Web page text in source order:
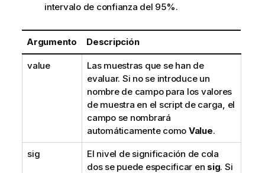
intervalo de confianza del 95%.
Argumento Descripción
value
Las muestras que se han de
evaluar. Si no se introduce un
nombre de campo para los valores
de muestra en el script de carga, el
campo se nombrará
automáticamente como Value.
sig
El nivel de significación de cola
dos se puede especificar en sig. Si